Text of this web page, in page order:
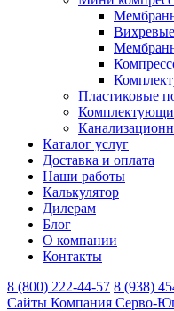
Пластиковые
Каталог услуг
Доставка и оплата
Наши работы
Калькулятор
Дилерам
Блог
О компании
Контакты
8 (800) 222-44-57 8 (938)
Сайты Компания Серво-